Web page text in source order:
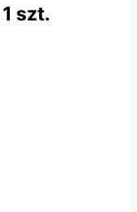
1 szt.